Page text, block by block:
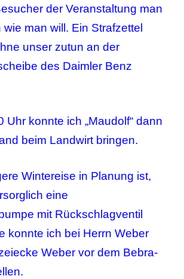
der Veranstaltung man
man will. Ein Strafzettel
unser zutun an der
des Daimler Benz
Uhr konnte ich „Maudolf“ dann
beim Landwirt bringen.
Wintereise in Planung ist,
eine
mit Rückschlagventil
konnte ich bei Herrn Weber
Weber vor dem Bebra-